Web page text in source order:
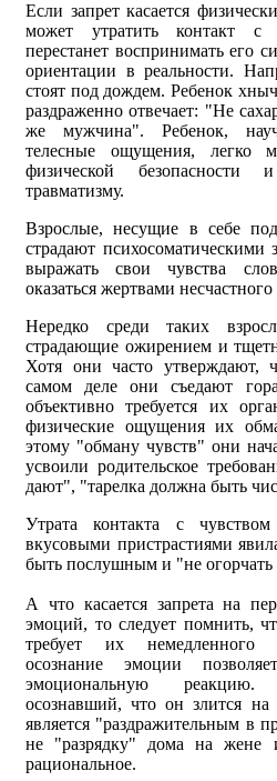
Если запрет касается
может утратить контакт с
перестанет воспринимать его
ориентации в реальности.
стоят под дождем. Ребенок
раздраженно отвечает: "Не
же мужчина". Ребенок,
телесные ощущения, легко
физической
травматизму.
Взрослые, несущие в себе
страдают психосоматическими
выражать свои чувства
оказаться жертвами несчастного
Нередко среди таких
страдающие ожирением и
Хотя они часто утверждают,
самом деле они съедают
объективно требуется их
физические ощущения их
этому "обману чувств" они
усвоили родительское
дают", "тарелка должна быть
Утрата контакта с
вкусовыми пристрастиями
быть послушным и "не
А что касается запрета на
эмоций, то следует помнить,
требует их немедленного
осознание эмоции
эмоциональную
осознавший, что он злится на
является "раздражительным в
не "разрядку" дома на жене
рациональное.